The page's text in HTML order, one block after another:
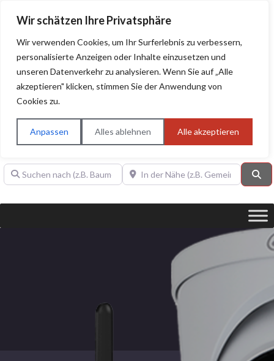
Wir schätzen Ihre Privatsphäre
Wir verwenden Cookies, um Ihr Surferlebnis zu verbessern,
personalisierte Anzeigen oder Inhalte einzusetzen und
unseren Datenverkehr zu analysieren. Wenn Sie auf „Alle
akzeptieren" klicken, stimmen Sie der Anwendung von
Cookies zu.
Anpassen Alles ablehnen Alle akzeptieren
BAUHERRENHILFE.orgQualitätssiegel!
Sie finden hier nur Qualitätsbetriebe, die mit dem DIAMANT,
PLATIN, GOLD, SILBER, ANWÄRTER "Bauherrenhilfe.org-
Qualitätssiegel" ausgezeichnet sind.
Suchen nach (z.B. Baumeister oder Dachdecker)In der Nähe (z.B. Gemeinde Baden)